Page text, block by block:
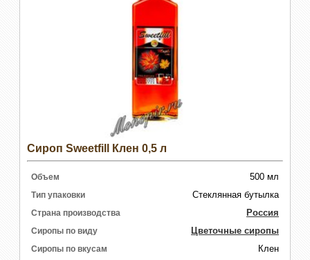
Сироп Sweetfill Клен 0,5 л
Объем 500 мл
Тип упаковки Стеклянная бутылка
Страна производства Россия
Сиропы по виду Цветочные сиропы
Сиропы по вкусам Клен